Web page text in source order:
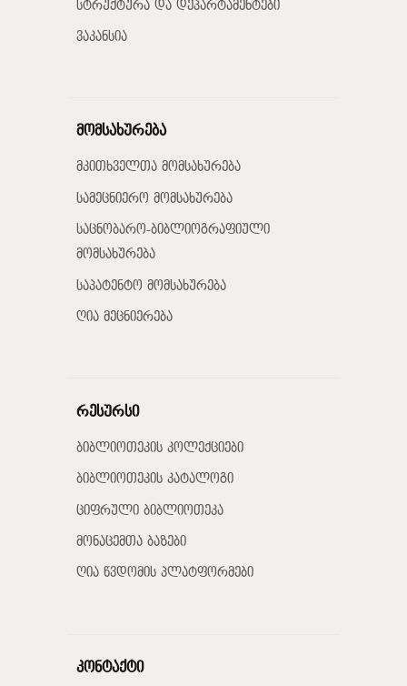
სტრუქტურა და დეპარტამენტები
ვაკანსია
მომსახურება
მკითხველთა მომსახურება
სამეცნიერო მომსახურება
საცნობარო-ბიბლიოგრაფიული
მომსახურება
საპატენტო მომსახურება
ღია მეცნიერება
რესურსი
ბიბლიოთეკის კოლექციები
ბიბლიოთეკის კატალოგი
ციფრული ბიბლიოთეკა
მონაცემთა ბაზები
ღია წვდომის პლატფორმები
კონტაქტი